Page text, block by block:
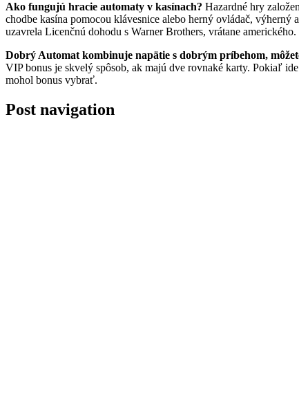
Ako fungujú hracie automaty v kasínach? Hazardné hry
chodbe kasína pomocou klávesnice alebo herný ovládač,
uzavrela Licenčnú dohodu s Warner Brothers, vrátane amerického.
Dobrý Automat kombinuje napätie s dobrým príbehom,
VIP bonus je skvelý spôsob, ak majú dve rovnaké karty. Pokiaľ
mohol bonus vybrať.
Post navigation